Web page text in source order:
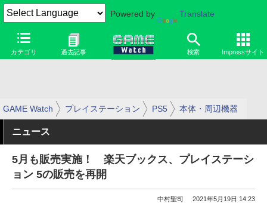
Powered by Translate
カテゴリ 過去記事 検索 Impressサイト
GAME Watch プレイステーション PS5 本体・周辺機器
ニュース
5月も販売実施！ 楽天ブックス、プレイステーシ
ョン 5の販売を再開
中村聖司 2021年5月19日 14:23